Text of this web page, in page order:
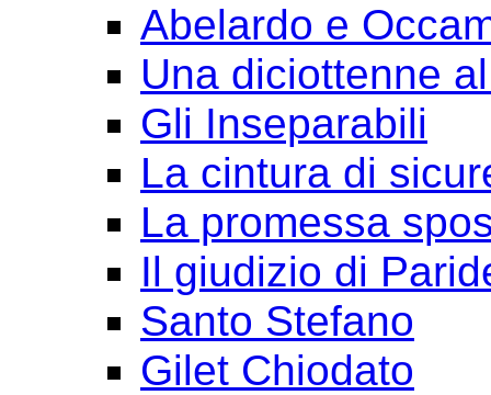
Abelardo e
Una diciottenne
Gli Inseparabili
La cintura di
La promessa
Il giudizio di
Santo Stefano
Gilet Chiodato